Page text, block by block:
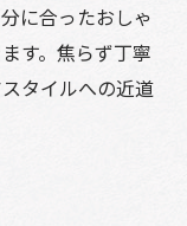
に合ったおしゃ
す。焦らず丁寧
タイルへの近道